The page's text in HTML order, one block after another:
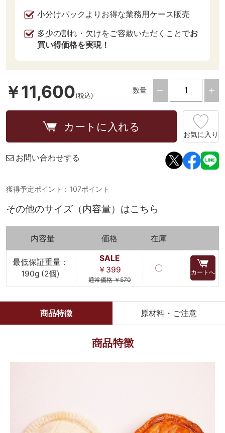
小分けパックよりお得な業務用ケース販売
多少の割れ・欠けをご容赦いただくことでお
買い得価格を実現！
￥11,600(税込)
数量
カートに入れる
お気に入り
お問い合わせする
獲得予定ポイント：107ポイント
その他のサイズ（内容量）はこちら
内容量 価格 在庫
最低保証重量：
190g (2個)
SALE
￥399
通常価格 ￥570
〇 カートへ
商品特徴 原材料・ご注意
商品特徴